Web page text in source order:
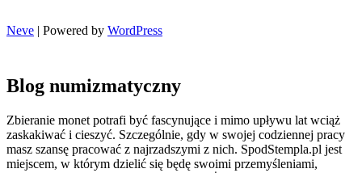
Neve | Powered by WordPress
Blog numizmatyczny
Zbieranie monet potrafi być fascynujące i mimo upływu lat wciąż
zaskakiwać i cieszyć. Szczególnie, gdy w swojej codziennej pracy
masz szansę pracować z najrzadszymi z nich. SpodStempla.pl jest
miejscem, w którym dzielić się będę swoimi przemyśleniami,